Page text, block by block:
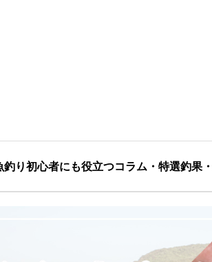
釣り初心者にも役立つコラム・特選釣果